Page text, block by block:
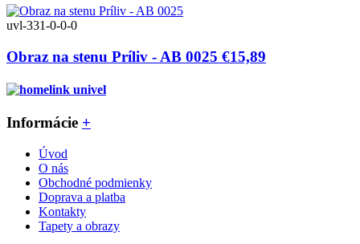
uvl-331-0-0-0
Obraz na stenu Príliv - AB 0025 €15,89
Informácie +
Úvod
O nás
Obchodné podmienky
Doprava a platba
Kontakty
Tapety a obrazy